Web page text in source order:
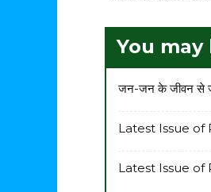
You
जन-जन के जीवन से जुड़े
Latest Issue of
Latest Issue of